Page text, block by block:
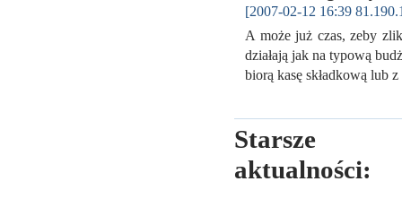
[2007-02-12 16:39
A może już czas, zeby
działają jak na typową
biorą kasę składkową
Starsze
aktualności: